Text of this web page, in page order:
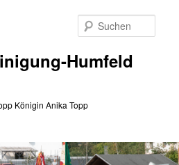
Humfeld
Königin Anika Topp